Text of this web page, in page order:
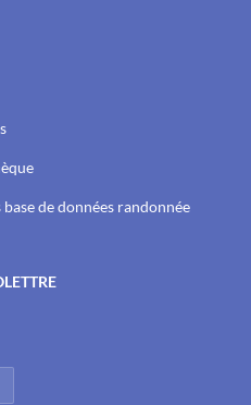
base de données randonnée